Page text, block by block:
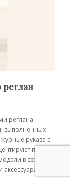
реглан
реглана
выполненных
рукава с
плечи.
в светло-